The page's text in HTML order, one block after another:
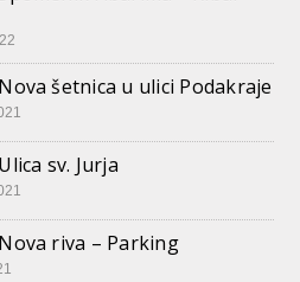
šetnica u ulici Podakraje
sv. Jurja
riva – Parking